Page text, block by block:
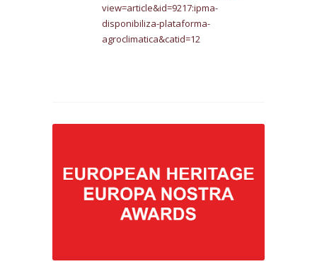
view=article&id=9217:ipma-
disponibiliza-plataforma-
agroclimatica&catid=12